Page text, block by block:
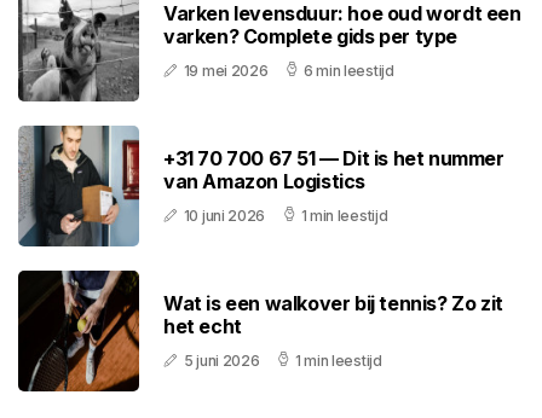
Varken levensduur: hoe oud wordt een
varken? Complete gids per type
19 mei 2026 6 min leestijd
+31 70 700 67 51 — Dit is het nummer
van Amazon Logistics
10 juni 2026 1 min leestijd
Wat is een walkover bij tennis? Zo zit
het echt
5 juni 2026 1 min leestijd